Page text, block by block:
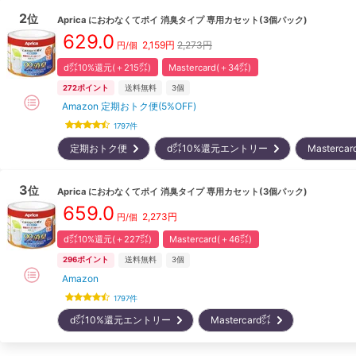
2位 Aprica におわなくてポイ 消臭タイプ 専用カセット(3個パック)
629.0 円/個 2,159円 2,273円
d㌽10%還元(＋215㌽) Mastercard(＋34㌽)
272ポイント 送料無料 3個
Amazon 定期おトク便(5%OFF)
1797件
定期おトク便 d㌽10%還元エントリー
3位 Aprica におわなくてポイ 消臭タイプ 専用カセット(3個パック)
659.0 円/個 2,273円
d㌽10%還元(＋227㌽) Mastercard(＋46㌽)
296ポイント 送料無料 3個
Amazon
1797件
d㌽10%還元エントリー Mastercard㌽